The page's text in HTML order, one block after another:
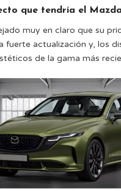
que tendría el
muy en claro que su
fuerte actualización y, los
de la gama más